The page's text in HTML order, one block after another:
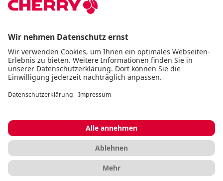
SLIM Line
Unsere Partner:
PayPal Visa MastercardAmerican Express
DHL
Barrierefreiheitserklärung
Cookie Einstellungen
© CHERRY